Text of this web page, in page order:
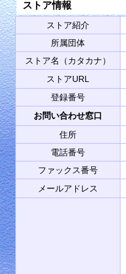
ストア情報
ストア紹介
所属団体
ストア名（カタカナ）
ストアURL
登録番号
お問い合わせ窓口
住所
電話番号
ファックス番号
メールアドレス